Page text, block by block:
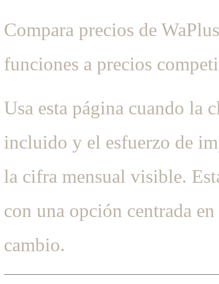
Compara precios de
funciones a precios
Usa esta página cuando la
incluido y el esfuerzo de
la cifra mensual visible.
con una opción centrada
cambio.